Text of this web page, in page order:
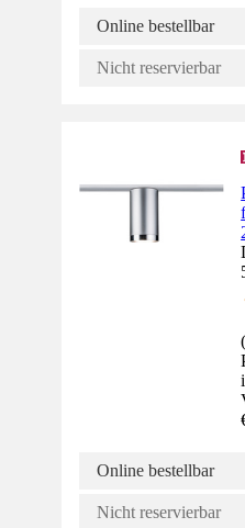
Online bestellbar
Nicht reservierbar
(
Online bestellbar
Nicht reservierbar